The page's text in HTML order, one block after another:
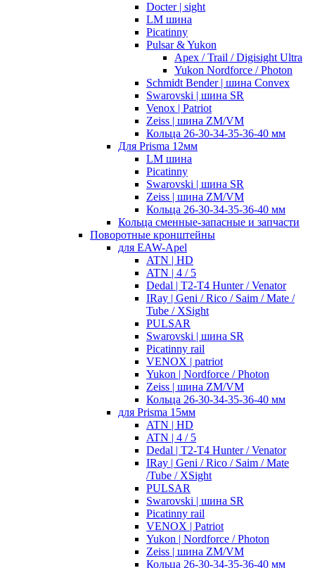
Docter | sight
LM шина
Picatinny
Pulsar & Yukon
Apex / Trail / Digisight Ultra
Yukon Nordforce / Photon
Schmidt Bender | шина Convex
Swarovski | шина SR
Venox | Patriot
Zeiss | шина ZM/VM
Кольца 26-30-34-35-36-40 мм
Для Prisma 12мм
LM шина
Picatinny
Swarovski | шина SR
Zeiss | шина ZM/VM
Кольца 26-30-34-35-36-40 мм
Кольца сменные-запасные и запчасти
Поворотные кронштейны
для EAW-Apel
ATN | HD
ATN | 4 / 5
Dedal | T2-T4 Hunter / Venator
IRay | Geni / Rico / Saim / Mate /
Tube / XSight
PULSAR
Swarovski | шина SR
Picatinny rail
VENOX | patriot
Yukon | Nordforce / Photon
Zeiss | шина ZM/VM
Кольца 26-30-34-35-36-40 мм
для Prisma 15мм
ATN | HD
ATN | 4 / 5
Dedal | T2-T4 Hunter / Venator
IRay | Geni / Rico / Saim / Mate
/Tube / XSight
PULSAR
Swarovski | шина SR
Picatinny rail
VENOX | Patriot
Yukon | Nordforce / Photon
Zeiss | шина ZM/VM
Кольца 26-30-34-35-36-40 мм